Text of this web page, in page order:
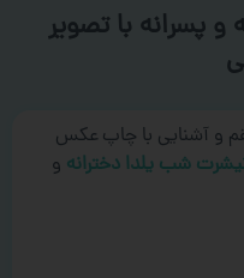
پسرانه با تصویر
و آشنایی با چاپ عکس
شب یلدا دخترانه و